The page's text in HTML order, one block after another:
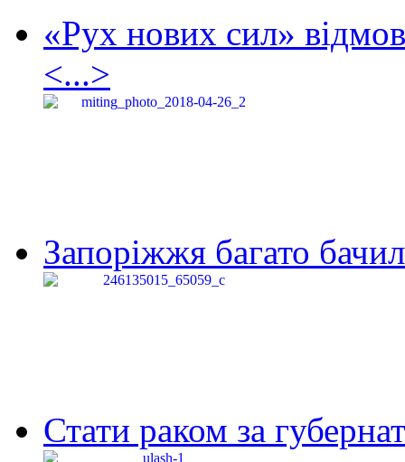
«Рух нових сил»
<...>
Запоріжжя багато
Стати раком за